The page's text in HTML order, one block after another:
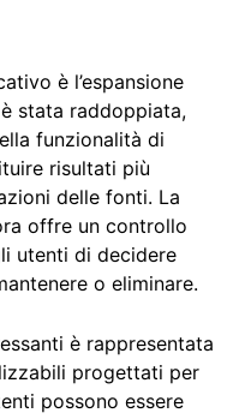
è l’espansione
stata raddoppiata,
funzionalità di
risultati più
delle fonti. La
offre un controllo
utenti di decidere
o eliminare.
è rappresentata
progettati per
possono essere